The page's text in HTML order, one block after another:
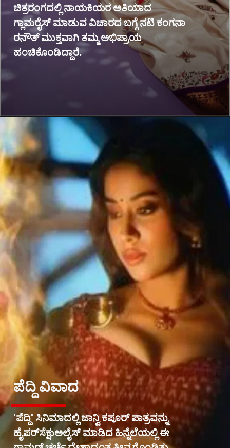
ಚಿತ್ರರಂಗದಲ್ಲಿ ನಾಯಕಿಯರ ಅತಿಯಾದ
ಗ್ಲಾಮರೈಸ್ ಮಾಡುವ ವಿಚಾರದ ಬಗ್ಗೆ ನಟಿ ಕಂಗನಾ
ರನೌತ್ ಮುಕ್ತವಾಗಿ ತಮ್ಮ ಅಭಿಪ್ರಾಯ
ಹಂಚಿಕೊಂಡಿದ್ದಾರೆ.
ಪೆದ್ದಿ ವಿವಾದ
'ಪೆದ್ದಿ' ಸಿನಿಮಾದಲ್ಲಿ ಜಾನ್ವಿ ಕಪೂರ್ ಪಾತ್ರವನ್ನು
ಹೈಪರ್‌ಸೆಕ್ಷುಅಲೈಸ್ ಮಾಡಿದ ಹಿನ್ನೆಲೆಯಲ್ಲಿ ಈ